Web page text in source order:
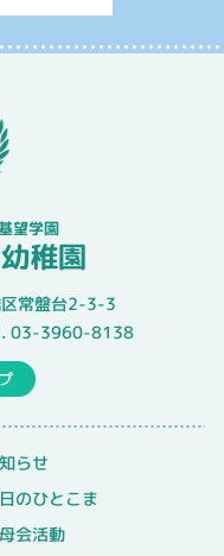
望学園
稚園
常盤台2-3-3
03-3960-8138
らせ
のひとこま
会活動